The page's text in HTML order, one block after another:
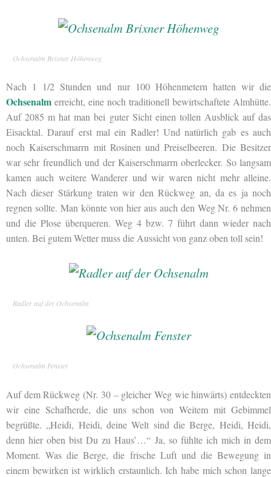
Ochsenalm Brixner Höhenweg
Nach 1 1/2 Stunden und nur 100 Höhenmetern hatten wir die
Ochsenalm erreicht, eine noch traditionell bewirtschaftete Almhütte.
Auf 2085 m hat man bei guter Sicht einen tollen Ausblick auf das
Eisacktal. Darauf erst mal ein Radler! Und natürlich gab es auch
noch Kaiserschmarrn mit Rosinen und Preiselbeeren. Die Besitzer
war sehr freundlich und der Kaiserschmarrn oberlecker. So langsam
kamen auch weitere Wanderer und wir waren nicht mehr alleine.
Nach dieser Stärkung traten wir den Rückweg an, da es ja noch
regnen sollte. Man könnte von hier aus auch den Weg Nr. 6 nehmen
und die Plose überqueren. Weg 4 bzw. 7 führt dann wieder nach
unten. Bei gutem Wetter muss die Aussicht von ganz oben toll sein!
Radler auf der Ochsenalm
Ochsenalm Fenster
Auf dem Rückweg (Nr. 30 – gleicher Weg wie hinwärts) entdeckten
wir eine Schafherde, die uns schon von Weitem mit Gebimmel
begrüßte. „Heidi, Heidi, deine Welt sind die Berge, Heidi, Heidi,
denn hier oben bist Du zu Haus’…“ Ja, so fühlte ich mich in dem
Moment. Was die Berge, die frische Luft und die Bewegung in
einem bewirken ist wirklich erstaunlich. Ich habe mich schon lange